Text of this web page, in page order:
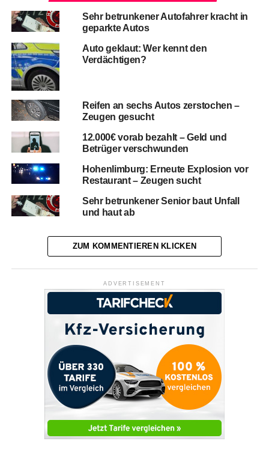
Sehr betrunkener Autofahrer kracht in
geparkte Autos
Auto geklaut: Wer kennt den
Verdächtigen?
Reifen an sechs Autos zerstochen –
Zeugen gesucht
12.000€ vorab bezahlt – Geld und
Betrüger verschwunden
Hohenlimburg: Erneute Explosion vor
Restaurant – Zeugen sucht
Sehr betrunkener Senior baut Unfall
und haut ab
ZUM KOMMENTIEREN KLICKEN
ADVERTISEMENT